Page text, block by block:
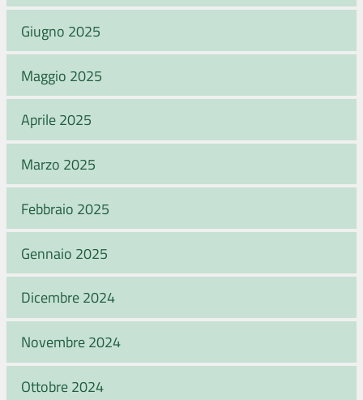
Giugno 2025
Maggio 2025
Aprile 2025
Marzo 2025
Febbraio 2025
Gennaio 2025
Dicembre 2024
Novembre 2024
Ottobre 2024